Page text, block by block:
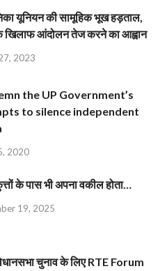
यूनियन की सामूहिक भूख हड़ताल,
खिलाफ आंदोलन तेज करने का आह्वान
2023
the UP Government’s
to silence independent
2020
के पास भी अपना वकील होता…
19, 2025
चुनाव के लिए RTE Forum